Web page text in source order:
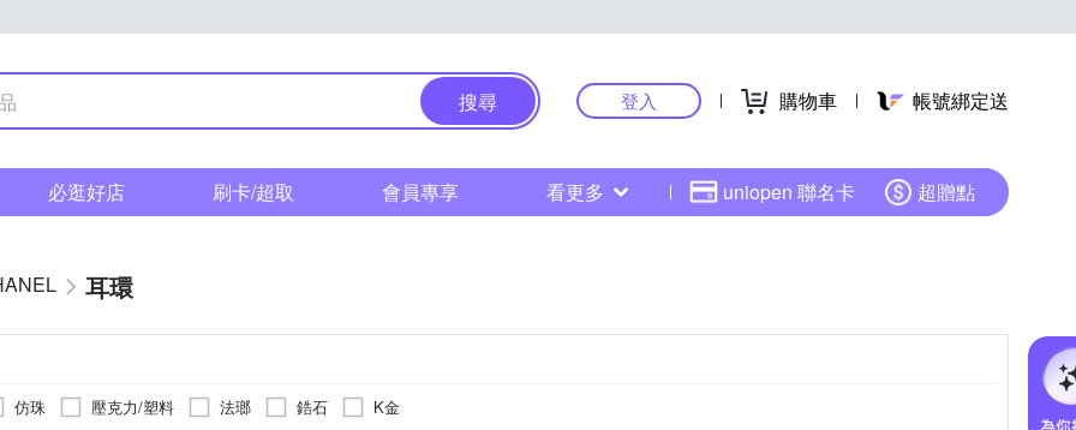
搜尋 登入 購物車 帳號綁定送
必逛好店 刷卡/超取 會員專享 看更多 uniopen 聯名卡 超贈點
耳環
仿珠 壓克力/塑料 法瑯 鋯石
K金